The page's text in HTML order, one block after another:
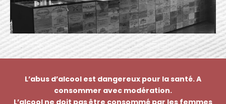
L’abus d’alcool est dangereux pour la santé. A
consommer avec modération.
L’alcool ne doit pas être consommé par les femmes